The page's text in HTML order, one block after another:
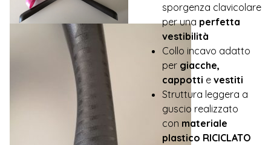
sporgenza clavicolare
per una perfetta
vestibilità
Collo incavo adatto
per giacche,
cappotti e vestiti
Struttura leggera a
guscio realizzato
con materiale
plastico RICICLATO